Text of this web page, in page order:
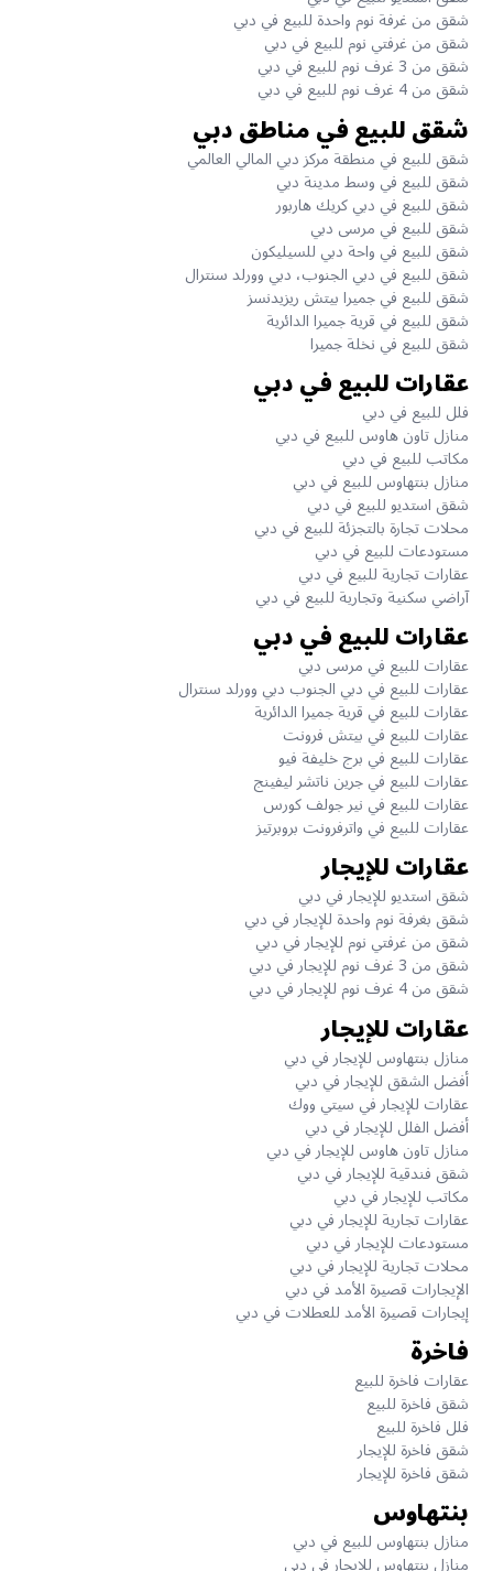
شقق من غرفة نوم واحدة للبيع في دبي
شقق من غرفتي نوم للبيع في دبي
شقق من 3 غرف نوم للبيع في دبي
شقق من 4 غرف نوم للبيع في دبي
شقق للبيع في مناطق دبي
شقق للبيع في منطقة مركز دبي المالي العالمي
شقق للبيع في وسط مدينة دبي
شقق للبيع في دبي كريك هاربور
شقق للبيع في مرسى دبي
شقق للبيع في واحة دبي للسيليكون
شقق للبيع في دبي الجنوب، دبي وورلد سنترال
شقق للبيع في جميرا بيتش ريزيدنسز
شقق للبيع في قرية جميرا الدائرية
شقق للبيع في نخلة جميرا
عقارات للبيع في دبي
فلل للبيع في دبي
منازل تاون هاوس للبيع في دبي
مكاتب للبيع في دبي
منازل بنتهاوس للبيع في دبي
شقق استديو للبيع في دبي
محلات تجارة بالتجزئة للبيع في دبي
مستودعات للبيع في دبي
عقارات تجارية للبيع في دبي
آراضي سكنية وتجارية للبيع في دبي
عقارات للبيع في دبي
عقارات للبيع في مرسى دبي
عقارات للبيع في دبي الجنوب دبي وورلد سنترال
عقارات للبيع في قرية جميرا الدائرية
عقارات للبيع في بيتش فرونت
عقارات للبيع في برج خليفة فيو
عقارات للبيع في جرين ناتشر ليفينج
عقارات للبيع في نير جولف كورس
عقارات للبيع في واترفرونت بروبرتيز
عقارات للإيجار
شقق استديو للإيجار في دبي
شقق بغرفة نوم واحدة للإيجار في دبي
شقق من غرفتي نوم للإيجار في دبي
شقق من 3 غرف نوم للإيجار في دبي
شقق من 4 غرف نوم للإيجار في دبي
عقارات للإيجار
منازل بنتهاوس للإيجار في دبي
أفضل الشقق للإيجار في دبي
عقارات للإيجار في سيتي ووك
أفضل الفلل للإيجار في دبي
منازل تاون هاوس للإيجار في دبي
شقق فندقية للإيجار في دبي
مكاتب للإيجار في دبي
عقارات تجارية للإيجار في دبي
مستودعات للإيجار في دبي
محلات تجارية للإيجار في دبي
الإيجارات قصيرة الأمد في دبي
إيجارات قصيرة الأمد للعطلات في دبي
فاخرة
عقارات فاخرة للبيع
شقق فاخرة للبيع
فلل فاخرة للبيع
شقق فاخرة للإيجار
شقق فاخرة للإيجار
بنتهاوس
منازل بنتهاوس للبيع في دبي